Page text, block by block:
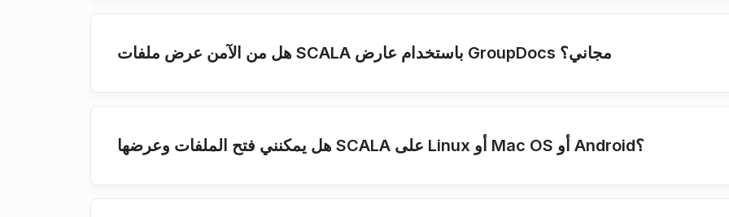
هل من الآمن عرض ملفات SCALA باستخدام عارض GroupDocs مجاني؟
هل يمكنني فتح الملفات وعرضها SCALA على Linux أو Mac OS أو Android؟